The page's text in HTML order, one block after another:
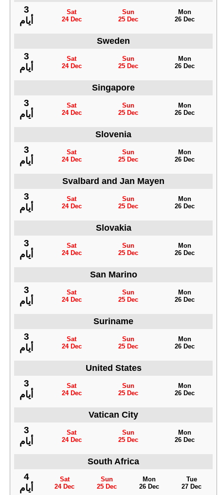
3
أيام
Sat
24 Dec
Sun
25 Dec
Mon
26 Dec
Sweden
3
أيام
Sat
24 Dec
Sun
25 Dec
Mon
26 Dec
Singapore
3
أيام
Sat
24 Dec
Sun
25 Dec
Mon
26 Dec
Slovenia
3
أيام
Sat
24 Dec
Sun
25 Dec
Mon
26 Dec
Svalbard and Jan Mayen
3
أيام
Sat
24 Dec
Sun
25 Dec
Mon
26 Dec
Slovakia
3
أيام
Sat
24 Dec
Sun
25 Dec
Mon
26 Dec
San Marino
3
أيام
Sat
24 Dec
Sun
25 Dec
Mon
26 Dec
Suriname
3
أيام
Sat
24 Dec
Sun
25 Dec
Mon
26 Dec
United States
3
أيام
Sat
24 Dec
Sun
25 Dec
Mon
26 Dec
Vatican City
3
أيام
Sat
24 Dec
Sun
25 Dec
Mon
26 Dec
South Africa
4
أيام
Sat
24 Dec
Sun
25 Dec
Mon
26 Dec
Tue
27 Dec